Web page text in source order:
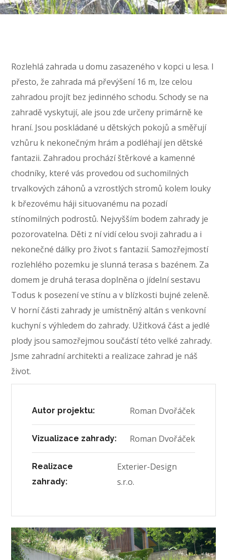
Rozlehlá zahrada u domu zasazeného v kopci u lesa. I
přesto, že zahrada má převýšení 16 m, lze celou
zahradou projít bez jedinného schodu. Schody se na
zahradě vyskytují, ale jsou zde určeny primárně ke
hraní. Jsou poskládané u dětských pokojů a směřují
vzhůru k nekonečným hrám a podléhají jen dětské
fantazii. Zahradou prochází štěrkové a kamenné
chodníky, které vás provedou od suchomilných
trvalkových záhonů a vzrostlých stromů kolem louky
k březovému háji situovanému na pozadí
stínomilných podrostů. Nejvyšším bodem zahrady je
pozorovatelna. Děti z ní vidí celou svoji zahradu a i
nekonečné dálky pro život s fantazií. Samozřejmostí
rozlehlého pozemku je slunná terasa s bazénem. Za
domem je druhá terasa doplněna o jídelní sestavu
Todus k posezení ve stínu a v blízkosti bujné zeleně.
V horní části zahrady je umístněný altán s venkovní
kuchyní s výhledem do zahrady. Užitková část a jedlé
plody jsou samozřejmou součástí této velké zahrady.
Jsme zahradní architekti a realizace zahrad je náš
život.
Autor projektu: Roman Dvořáček
Vizualizace zahrady: Roman Dvořáček
Realizace
zahrady:
Exterier-Design
s.r.o.